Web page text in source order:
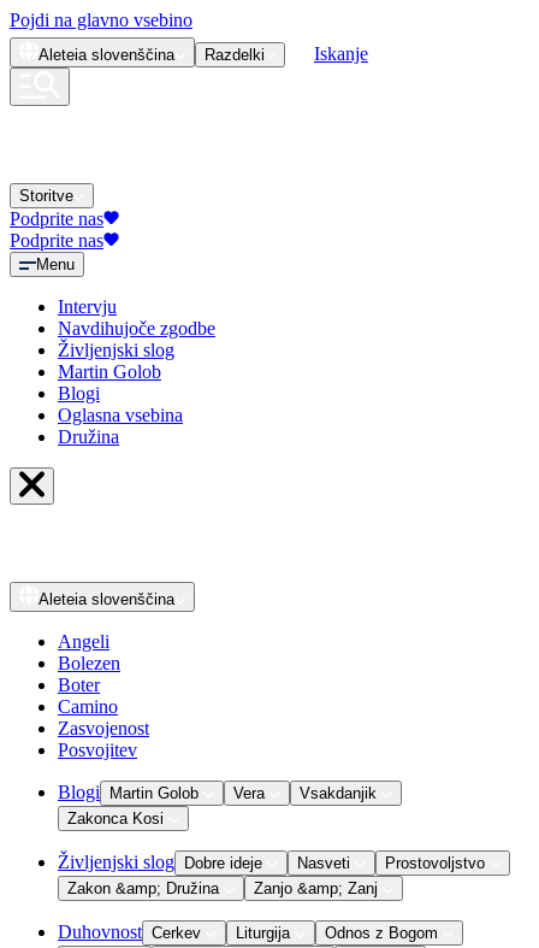
Pojdi na glavno vsebino
Aleteia slovenščina Razdelki Iskanje
Storitve
Podprite nas
Podprite nas
Menu
Intervju
Navdihujoče zgodbe
Življenjski slog
Martin Golob
Blogi
Oglasna vsebina
Družina
Aleteia slovenščina
Angeli
Bolezen
Boter
Camino
Zasvojenost
Posvojitev
Blogi Martin Golob Vera
Vsakdanjik
Zakonca Kosi
Življenjski slog Dobre ideje Nasveti
Prostovoljstvo
Zakon &amp; Družina
Zanjo &amp; Zanj
Duhovnost Cerkev Liturgija
Odnos z Bogom